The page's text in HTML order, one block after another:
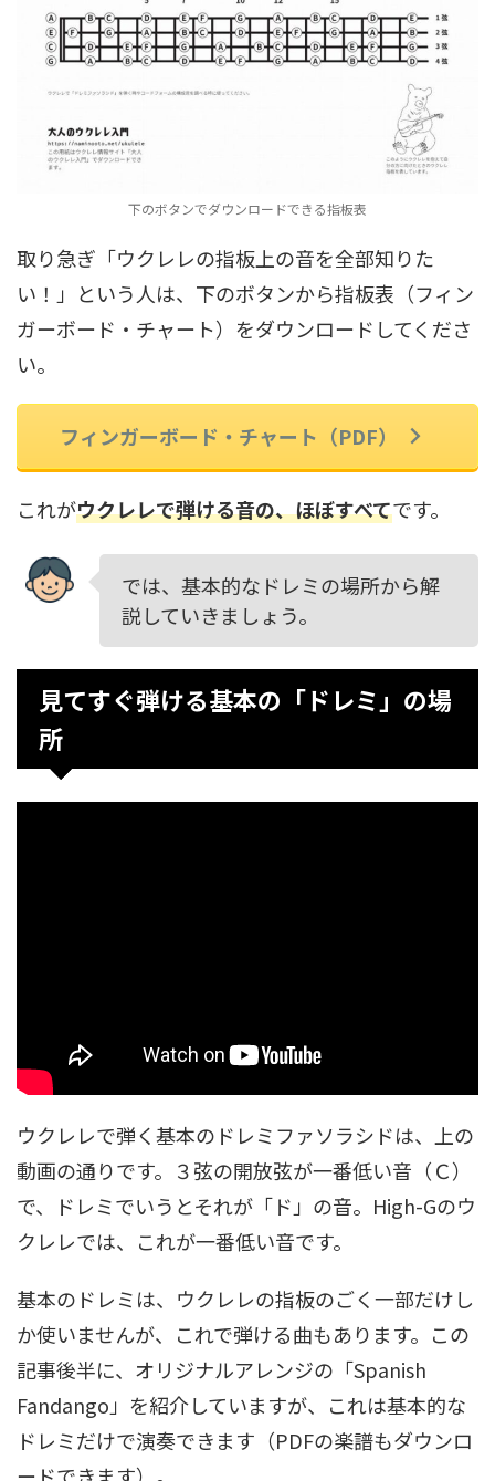
下のボタンでダウンロードできる指板表
取り急ぎ「ウクレレの指板上の音を全部知りた
い！」という人は、下のボタンから指板表（フィン
ガーボード・チャート）をダウンロードしてくださ
い。
フィンガーボード・チャート（PDF）
これがウクレレで弾ける音の、ほぼすべてです。
では、基本的なドレミの場所から解
説していきましょう。
見てすぐ弾ける基本の「ドレミ」の場
所
ウクレレで弾く基本のドレミファソラシドは、上の
動画の通りです。３弦の開放弦が一番低い音（Ｃ）
で、ドレミでいうとそれが「ド」の音。High-Gのウ
クレレでは、これが一番低い音です。
基本のドレミは、ウクレレの指板のごく一部だけし
か使いませんが、これで弾ける曲もあります。この
記事後半に、オリジナルアレンジの「Spanish
Fandango」を紹介していますが、これは基本的な
ドレミだけで演奏できます（PDFの楽譜もダウンロ